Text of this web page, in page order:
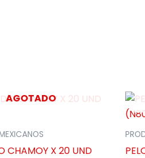
AGOTADO
CHAMOY X 20 UND